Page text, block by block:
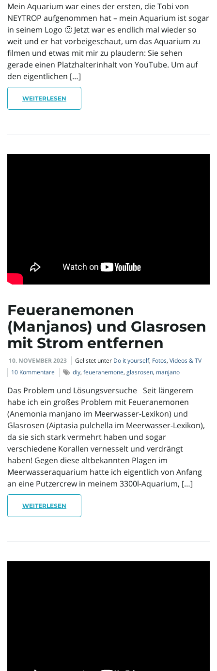
Mein Aquarium war eines der ersten, die Tobi von
NEYTROP aufgenommen hat – mein Aquarium ist sogar
in seinem Logo 🙂 Jetzt war es endlich mal wieder so
weit und er hat vorbeigeschaut, um das Aquarium zu
filmen und etwas mit mir zu plaudern: Sie sehen
gerade einen Platzhalterinhalt von YouTube. Um auf
den eigentlichen […]
WEITERLESEN
Feueranemonen
(Manjanos) und Glasrosen
mit Strom entfernen
10. NOVEMBER 2023 Gelistet unter Do it yourself, Fotos, Videos & TV
10 Kommentare
diy, feueranemone, glasrosen, manjano
Das Problem und Lösungsversuche Seit längerem
habe ich ein großes Problem mit Feueranemonen
(Anemonia manjano im Meerwasser-Lexikon) und
Glasrosen (Aiptasia pulchella im Meerwasser-Lexikon),
da sie sich stark vermehrt haben und sogar
verschiedene Korallen vernesselt und verdrängt
haben! Gegen diese altbekannten Plagen im
Meerwasseraquarium hatte ich eigentlich von Anfang
an eine Putzercrew in meinem 3300l-Aquarium, […]
WEITERLESEN